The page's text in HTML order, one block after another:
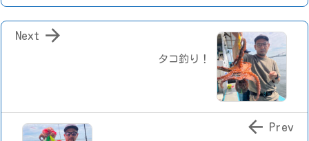
タコ釣り！

Next
 Prev